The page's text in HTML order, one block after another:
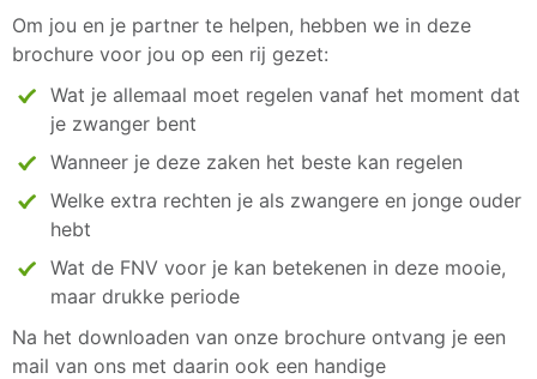
Om jou en je partner te helpen, hebben we in deze
brochure voor jou op een rij gezet:
Wat je allemaal moet regelen vanaf het moment dat
je zwanger bent
Wanneer je deze zaken het beste kan regelen
Welke extra rechten je als zwangere en jonge ouder
hebt
Wat de FNV voor je kan betekenen in deze mooie,
maar drukke periode
Na het downloaden van onze brochure ontvang je een
mail van ons met daarin ook een handige